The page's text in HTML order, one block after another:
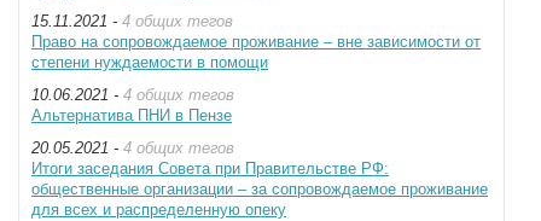
15.11.2021 - 4 общих тегов
Право на сопровождаемое проживание – вне зависимости от
степени нуждаемости в помощи
10.06.2021 - 4 общих тегов
Альтернатива ПНИ в Пензе
20.05.2021 - 4 общих тегов
Итоги заседания Совета при Правительстве РФ:
общественные организации – за сопровождаемое проживание
для всех и распределенную опеку